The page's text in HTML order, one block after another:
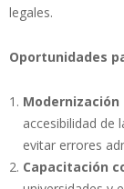
legales.
Oportunidades
accesibilidad de
evitar errores
Capacitación